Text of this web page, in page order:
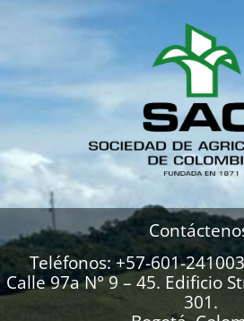
Teléfonos: +57-601-
Calle 97a N° 9 – 45. Edificio
301.